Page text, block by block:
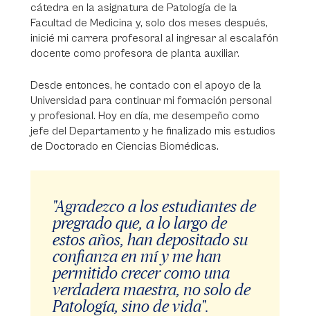
cátedra en la asignatura de Patología de la
Facultad de Medicina y, solo dos meses después,
inicié mi carrera profesoral al ingresar al escalafón
docente como profesora de planta auxiliar.
Desde entonces, he contado con el apoyo de la
Universidad para continuar mi formación personal
y profesional. Hoy en día, me desempeño como
jefe del Departamento y he finalizado mis estudios
de Doctorado en Ciencias Biomédicas.
"Agradezco a los estudiantes de
pregrado que, a lo largo de
estos años, han depositado su
confianza en mí y me han
permitido crecer como una
verdadera maestra, no solo de
Patología, sino de vida".